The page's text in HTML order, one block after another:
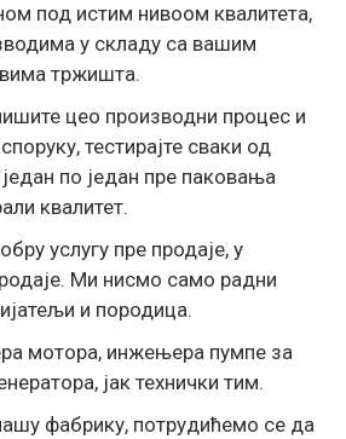
под истим нивоом квалитета,
у складу са вашим
тржишта.
цео производни процес и
тестирајте сваки од
по један пре паковања
квалитет.
услугу пре продаје, у
Ми нисмо само радни
и породица.
мотора, инжењера пумпе за
јак технички тим.
фабрику, потрудићемо се да